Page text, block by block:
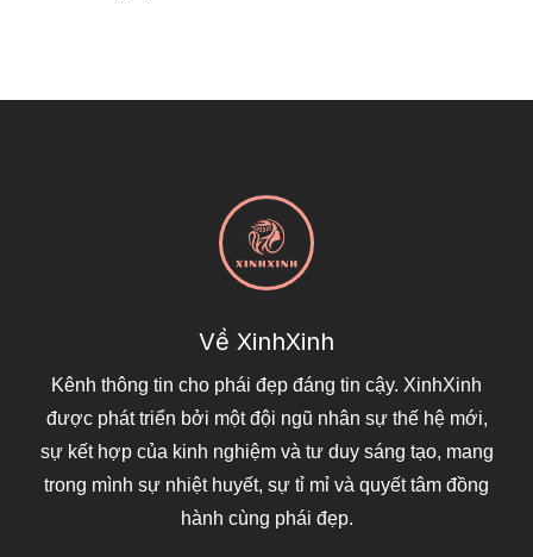
Về XinhXinh
Kênh thông tin cho phái đẹp đáng tin cậy. XinhXinh
được phát triển bởi một đội ngũ nhân sự thế hệ mới,
sự kết hợp của kinh nghiệm và tư duy sáng tạo, mang
trong mình sự nhiệt huyết, sự tỉ mỉ và quyết tâm đồng
hành cùng phái đẹp.